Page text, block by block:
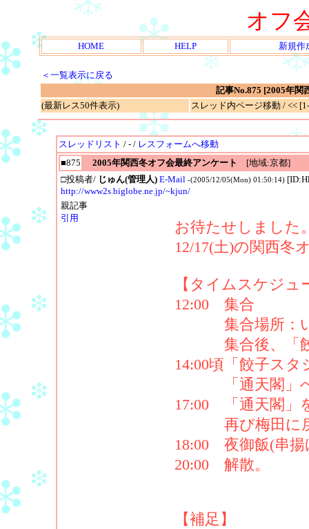
オフ
HOME HELP 新規作
＜一覧表示に戻る
記事No.875 [2005年関
(最新レス50件表示)
スレッド内ページ移動 / <<
スレッドリスト / - / レスフォームへ移動
■875
2005年関西冬オフ会最終アンケート [地域:京都]
□投稿者/ じゅん(管理人) E-Mail -(2005/12/05(Mon) 01:50:14)
http://www2s.biglobe.ne.jp/~kjun/
親記事
引用
お待たせしました
12/17(土)の関西冬
【タイムスケジュ
12:00 集合
集合場所：い
集合後、「餃
14:00頃「餃子ス
「通天閣」へ
17:00 「通天閣」
再び梅田に戻
18:00 夜御飯(串揚
20:00 解散。
【補足】